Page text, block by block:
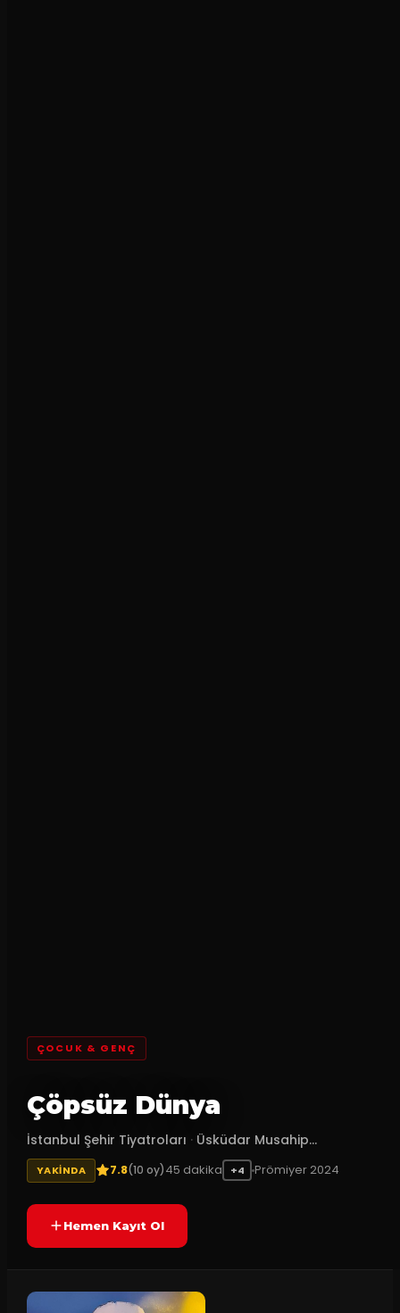
ÇOCUK & GENÇ
Çöpsüz Dünya
İstanbul Şehir Tiyatroları · Üsküdar Musahip...
YAKINDA 7.8(10 oy)45 dakika +4 Prömiyer 2024
Hemen Kayıt Ol